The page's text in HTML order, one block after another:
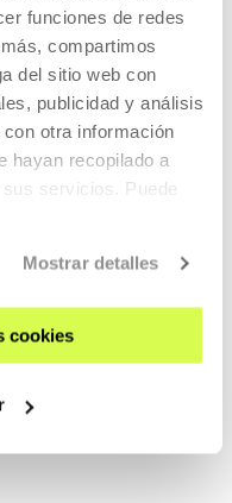
funciones de redes
compartimos
del sitio web con
publicidad y análisis
otra información
hayan recopilado a
servicios. Puede
Mostrar detalles
cookies